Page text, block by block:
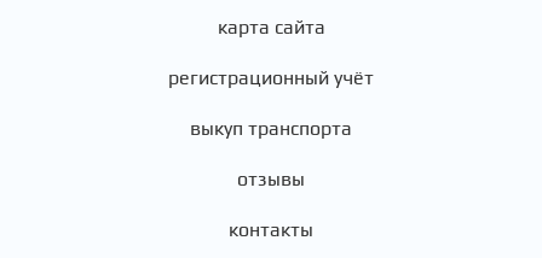
карта сайта
регистрационный учёт
выкуп транспорта
отзывы
контакты